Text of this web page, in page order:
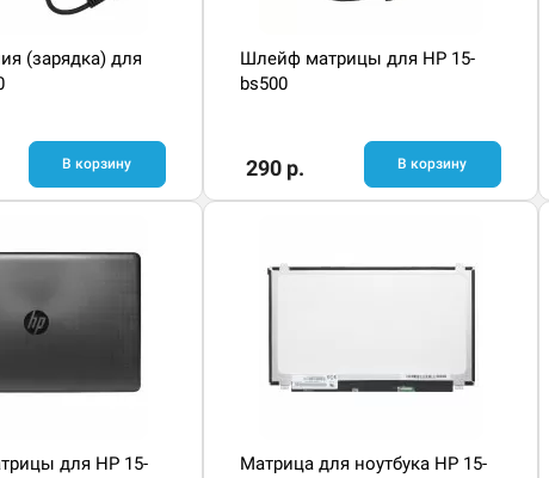
(зарядка) для
В корзину
Шлейф матрицы для HP 15-
bs500
290 р. В корзину
для HP 15-
Матрица для ноутбука HP 15-